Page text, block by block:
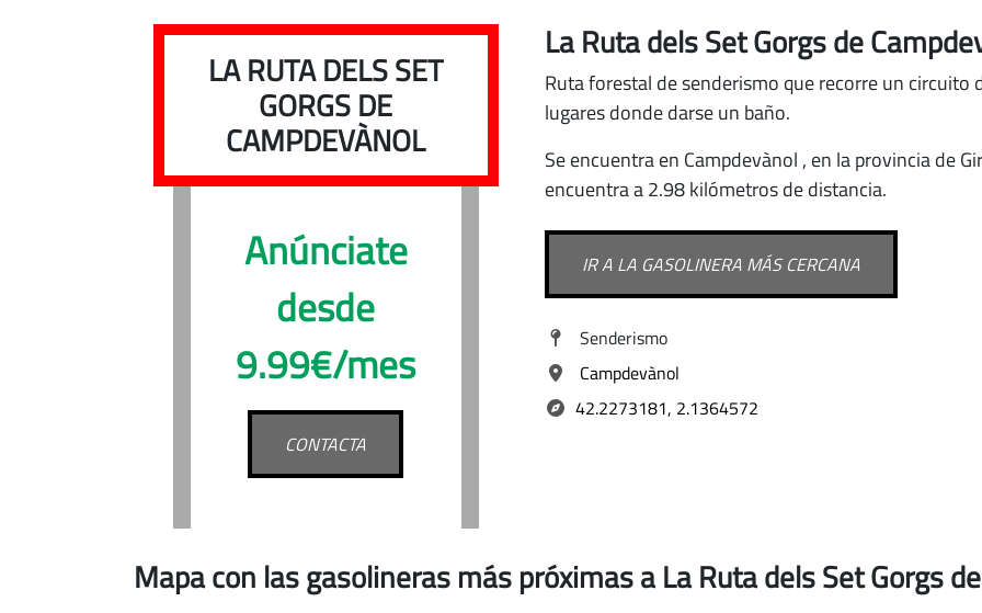
LA RUTA DELS SET
GORGS DE
CAMPDEVÀNOL
Anúnciate
desde
9.99€/mes
CONTACTA
La Ruta dels Set Gorgs de
Ruta forestal de senderismo que recorre un circuito
lugares donde darse un baño.
Se encuentraen Campdevànol , en la provincia de
encuentra a 2.98 kilómetros de distancia.
IR A LA GASOLINERA MÁS CERCANA
Senderismo
Campdevànol
42.2273181, 2.1364572
Mapa con las gasolineras más próximas a La Ruta dels Set Gorgs